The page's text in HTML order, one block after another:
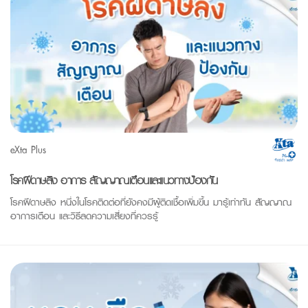
eXta Plus
โรคฝีดาษลิง อาการ สัญญาณเตือนและแนวทางป้องกัน
โรคฝีดาษลิง หนึ่งในโรคติดต่อที่ยังคงมีผู้ติดเชื้อเพิ่มขึ้น มารู้เท่าทัน สัญญาณ
อาการเตือน และวิธีลดความเสี่ยงที่ควรรู้